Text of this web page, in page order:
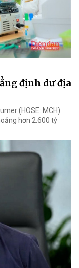
định dư địa
(HOSE: MCH)
hơn 2.600 tỷ